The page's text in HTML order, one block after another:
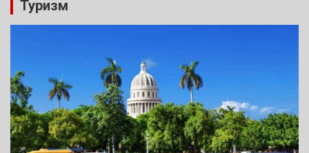
Туризм